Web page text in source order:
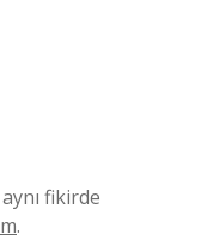
fikirde
.